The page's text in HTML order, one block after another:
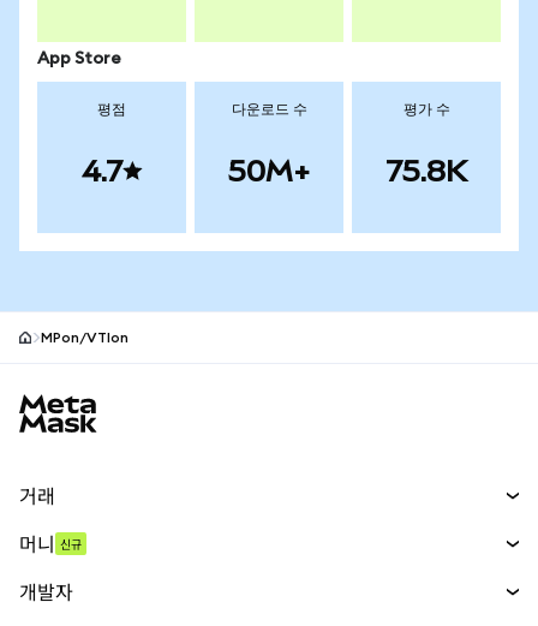
App Store
평점
4.7
다운로드 수
50M+
평가 수
75.8K
MPon/VTIon
거래
무기한 선물
머니 신규
개발자